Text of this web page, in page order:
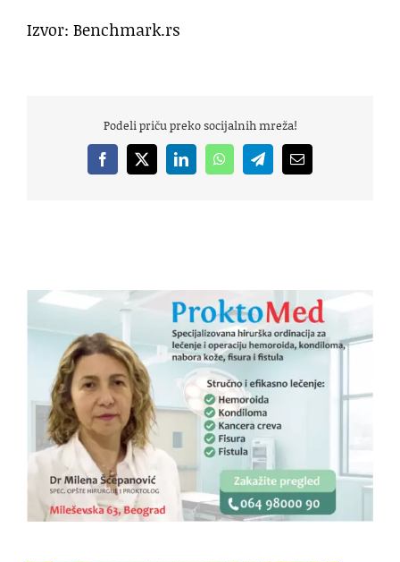
Izvor: Benchmark.rs
Podeli priču preko socijalnih mreža!
Facebook
X LinkedInWhatsAppTelegramEmail